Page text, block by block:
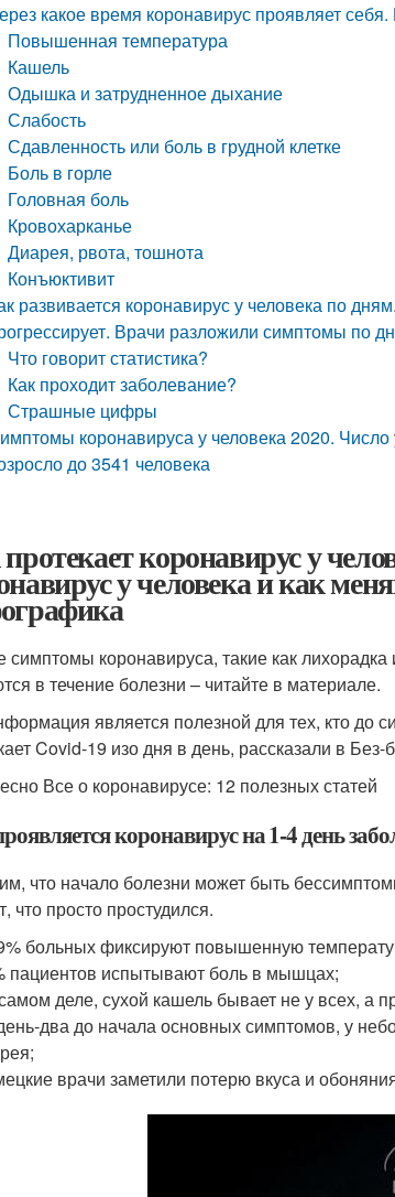
какое время коронавирус проявляет
Повышенная температура
Кашель
Одышка и затрудненное дыхание
Слабость
Сдавленность или боль в грудной клетке
Боль в горле
Головная боль
Кровохарканье
Диарея, рвота, тошнота
Конъюктивит
развивается коронавирус у человека по
Врачи разложили симптомы по
Что говорит статистика?
Как проходит заболевание?
Страшные цифры
коронавируса у человека 2020.
до 3541 человека
коронавирус у
у человека и как
коронавируса, такие как
в течение болезни – читайте в материале.
является полезной для тех, кто до
Covid-19 изо дня в день, рассказали в Без-
Все о коронавирусе: 12 полезных статей
коронавирус на 1-4 день
что начало болезни может быть
что просто простудился.
больных фиксируют повышенную
пациентов испытывают боль в мышцах;
деле, сухой кашель бывает не у всех, а
два до начала основных симптомов, у
врачи заметили потерю вкуса и